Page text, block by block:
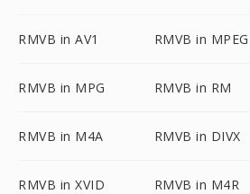
RMVB in AV1 RMVB in MPEG
RMVB in MPG RMVB in RM
RMVB in M4A RMVB in DIVX
RMVB in XVID RMVB in M4R